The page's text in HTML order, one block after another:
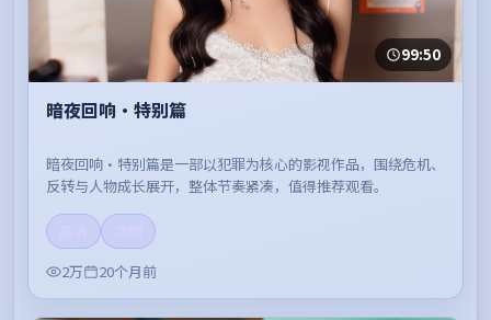
99:50
暗夜回响·特别篇
暗夜回响·特别篇是一部以犯罪为核心的影视作品，围绕危机、
反转与人物成长展开，整体节奏紧凑，值得推荐观看。
2万
20个月前